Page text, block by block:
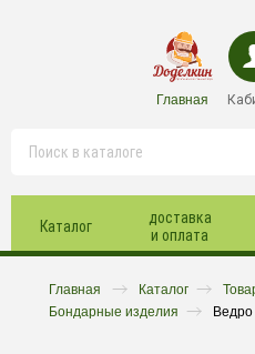
Главная
Каталог
доставка
и оплата
Главная Каталог
Бондарные изделия
Ведро